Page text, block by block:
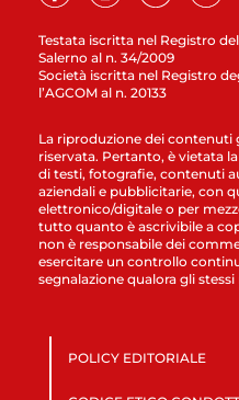
Testata iscritta nel Registro
Salerno al n. 34/2009
Società iscritta nel Registro
l’AGCOM al n. 20133
La riproduzione dei contenuti
riservata. Pertanto, è vietata
di testi, fotografie, contenuti
aziendali e pubblicitarie, con
elettronico/digitale o per
tutto quanto è ascrivibile a
non è responsabile dei
esercitare un controllo
segnalazione qualora gli
POLICY EDITORIALE